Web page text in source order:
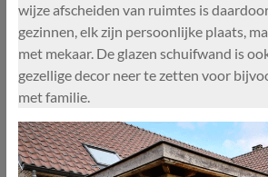
wijze afscheiden van ruimtes is
gezinnen, elk zijn persoonlijke plaats,
met mekaar. De glazen schuifwand is
gezellige decor neer te zetten voor
met familie.